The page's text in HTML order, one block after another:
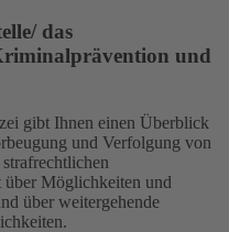
das
und
gibt Ihnen einen Überblick
und Verfolgung von
Möglichkeiten und
über weitergehende